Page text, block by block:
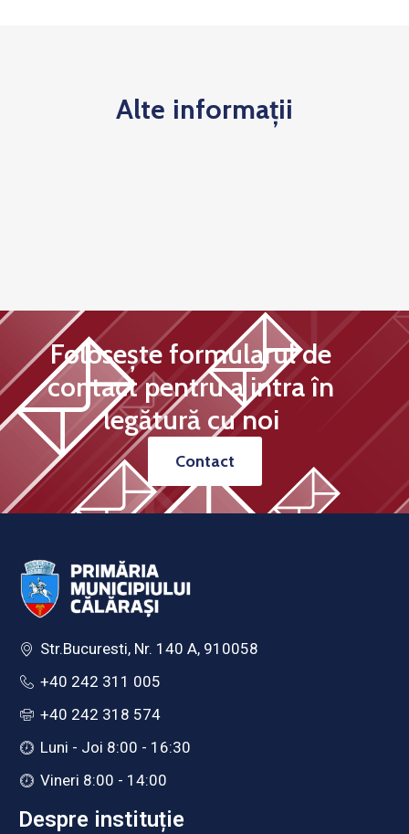
Alte informații
Folosește formularul de
contact pentru a intra în
legătură cu noi
Contact
Str.Bucuresti, Nr. 140 A, 910058
+40 242 311 005
+40 242 318 574
Luni - Joi 8:00 - 16:30
Vineri 8:00 - 14:00
Despre instituție